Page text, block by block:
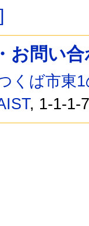
お問い
くば市東
, 1-1-1-